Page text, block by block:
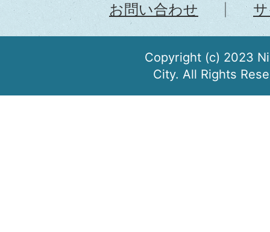
お問い合わせ
Copyright (c) 2023
City. All Rights